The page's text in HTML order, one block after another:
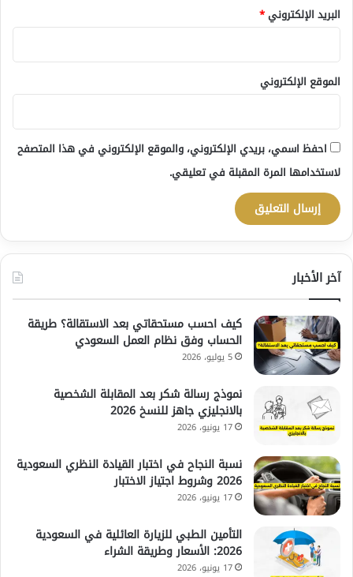
البريد الإلكتروني*
الموقع الإلكتروني
احفظ اسمي، بريدي الإلكتروني، والموقع الإلكتروني في هذا المتصفح
لاستخدامها المرة المقبلة في تعليقي.
آخر الأخبار
كيف احسب مستحقاتي بعد الاستقالة؟ طريقة
الحساب وفق نظام العمل السعودي
5 يوليو، 2026
نموذج رسالة شكر بعد المقابلة الشخصية
بالانجليزي جاهز للنسخ 2026
17 يونيو، 2026
نسبة النجاح في اختبار القيادة النظري السعودية
2026 وشروط اجتياز الاختبار
17 يونيو، 2026
التأمين الطبي للزيارة العائلية في السعودية
2026: الأسعار وطريقة الشراء
17 يونيو، 2026